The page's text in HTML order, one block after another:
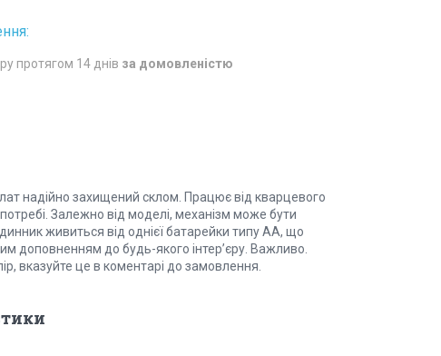
протягом 14 днів за домовленістю
надійно захищений склом. Працює від кварцевого
Залежно від моделі, механізм може бути
живиться від однієї батарейки типу АА, що
доповненням до будь-якого інтер’єру. Важливо.
вказуйте це в коментарі до замовлення.